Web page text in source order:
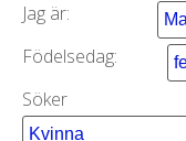
Jag är:
Födelsedag:
Söker